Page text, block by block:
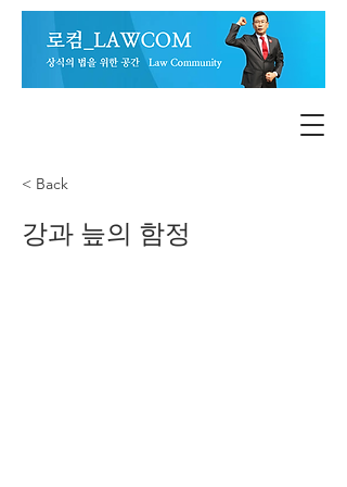
< Back
강과 늪의 함정